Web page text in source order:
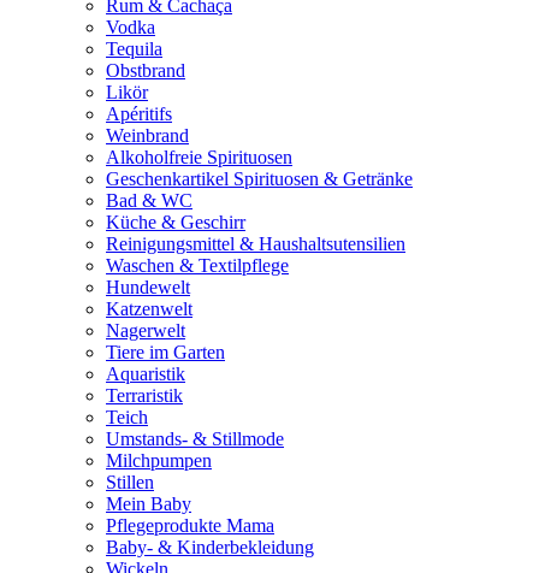
Rum & Cachaça
Vodka
Tequila
Obstbrand
Likör
Apéritifs
Weinbrand
Alkoholfreie Spirituosen
Geschenkartikel Spirituosen & Getränke
Bad & WC
Küche & Geschirr
Reinigungsmittel & Haushaltsutensilien
Waschen & Textilpflege
Hundewelt
Katzenwelt
Nagerwelt
Tiere im Garten
Aquaristik
Terraristik
Teich
Umstands- & Stillmode
Milchpumpen
Stillen
Mein Baby
Pflegeprodukte Mama
Baby- & Kinderbekleidung
Wickeln